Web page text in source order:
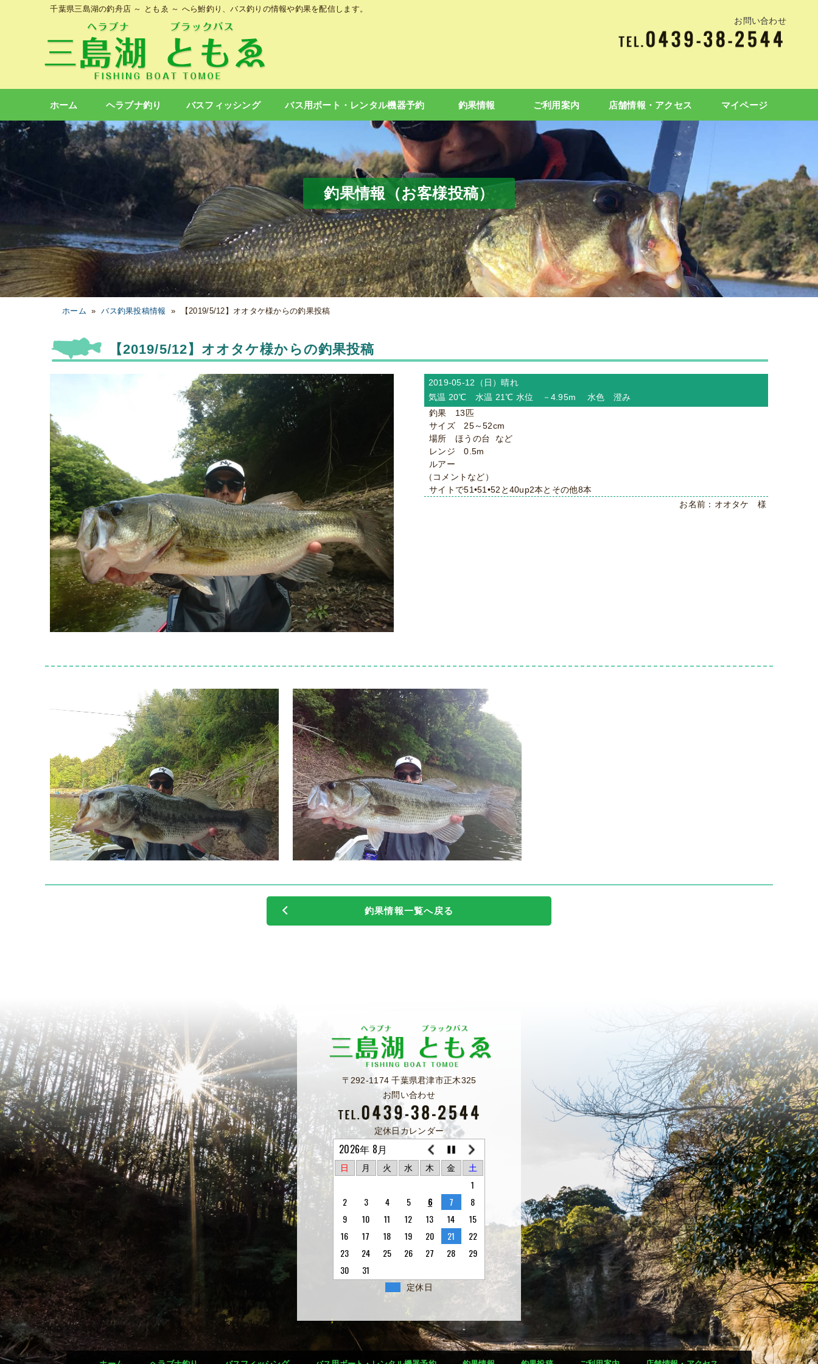
千葉県三島湖の釣舟店 ～ ともゑ ～ へら鮒釣り、バス釣りの情報や釣果を配信します。
お問い合わせ
ホーム ヘラブナ釣り バスフィッシング バス用ボート・レンタル機器予約 釣果情報 ご利用案内 店舗情報・アクセス マイページ
釣果情報（お客様投稿）
ホーム »バス釣果投稿情報 » 【2019/5/12】オオタケ様からの釣果投稿
【2019/5/12】オオタケ様からの釣果投稿
2019-05-12（日）晴れ
気温 20℃ 水温 21℃ 水位 －4.95m 水色 澄み
釣果 13匹
サイズ 25～52cm
場所 ほうの台 など
レンジ 0.5m
ルアー
（コメントなど）
サイトで51•51•52と40up2本とその他8本
お名前：オオタケ 様
釣果情報一覧へ戻る
〒292-1174 千葉県君津市正木325
お問い合わせ
定休日カレンダー
2026年 8月
日 月 火 水 木 金 土
1
2
3 4 5 6 7
8
9
10 11 12 13 14
15
16
17 18 19 20 21
22
23
24 25 26 27 28
29
30
31
定休日